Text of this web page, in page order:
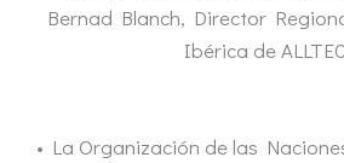
Bernad Blanch, Director
Ibérica de
• La Organización de las